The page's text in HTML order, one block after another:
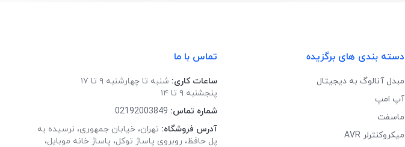
دسته بندی های برگزیده
مبدل آنالوگ به دیجیتال
آپ امپ
ماسفت
میکروکنترلر AVR
تماس با ما
ساعات کاری: شنبه تا چهارشنبه ۹ تا ۱۷
پنجشنبه ۹ تا ۱۴
شماره تماس: 02192003849
آدرس فروشگاه: تهران، خیابان جمهوری، نرسیده به
پل حافظ، روبروی پاساژ توکل، پاساژ خانه موبایل،